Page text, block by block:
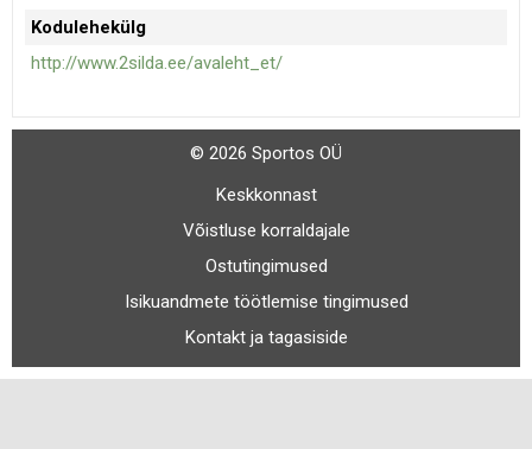
Kodulehekülg
http://www.2silda.ee/avaleht_et/
© 2026 Sportos OÜ
Keskkonnast
Võistluse korraldajale
Ostutingimused
Isikuandmete töötlemise tingimused
Kontakt ja tagasiside